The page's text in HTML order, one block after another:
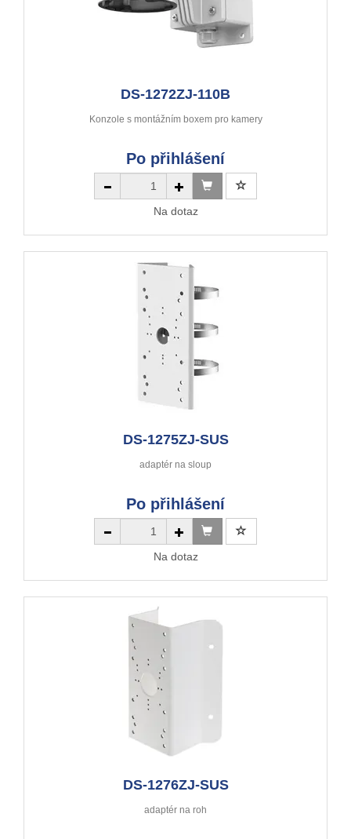
DS-1272ZJ-110B
Konzole s montážním boxem pro kamery
Po přihlášení
Na dotaz
DS-1275ZJ-SUS
adaptér na sloup
Po přihlášení
Na dotaz
DS-1276ZJ-SUS
adaptér na roh